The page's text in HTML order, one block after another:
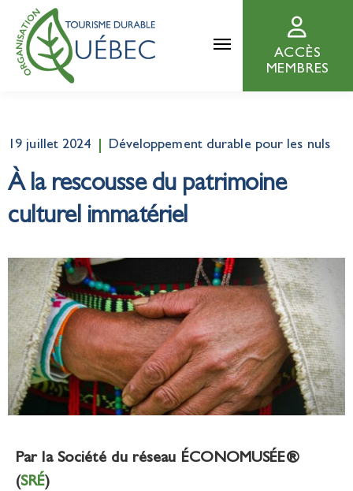
ACCÈS
MEMBRES
19 juillet 2024 Développement durable pour les nuls
À la rescousse du patrimoine
culturel immatériel
Par la Société du réseau ÉCONOMUSÉE®
(SRÉ)